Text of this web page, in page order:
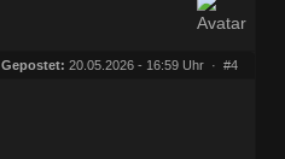
Gepostet: 20.05.2026 - 16:59 Uhr · #4